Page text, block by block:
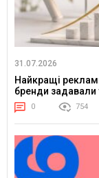
31.07.2026
Найкращі
бренди задавали
0 754